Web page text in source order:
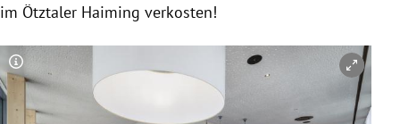
im Ötztaler Haiming verkosten!
Copyright-Hinweis öffnen/schließen